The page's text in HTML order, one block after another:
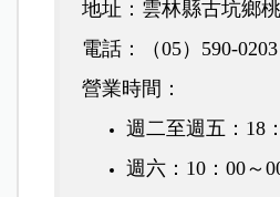
地址：雲林縣古坑鄉
電話：（05）590-0203
營業時間：
週二至週五：18
週六：10：00～